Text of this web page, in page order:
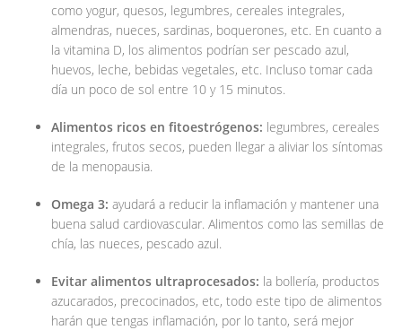
como yogur, quesos, legumbres, cereales integrales,
almendras, nueces, sardinas, boquerones, etc. En cuanto a
la vitamina D, los alimentos podrían ser pescado azul,
huevos, leche, bebidas vegetales, etc. Incluso tomar cada
día un poco de sol entre 10 y 15 minutos.
Alimentos ricos en fitoestrógenos: legumbres, cereales
integrales, frutos secos, pueden llegar a aliviar los síntomas
de la menopausia.
Omega 3: ayudará a reducir la inflamación y mantener una
buena salud cardiovascular. Alimentos como las semillas de
chía, las nueces, pescado azul.
Evitar alimentos ultraprocesados: la bollería, productos
azucarados, precocinados, etc, todo este tipo de alimentos
harán que tengas inflamación, por lo tanto, será mejor